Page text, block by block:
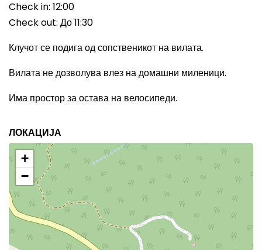
Check in: 12:00
Check out: До11:30
Клучот се подига од сопственикот на вилата.
Вилата не дозволува влез на домашни миленици.
Има простор за остава на велосипеди.
ЛОКАЦИЈА
+
−